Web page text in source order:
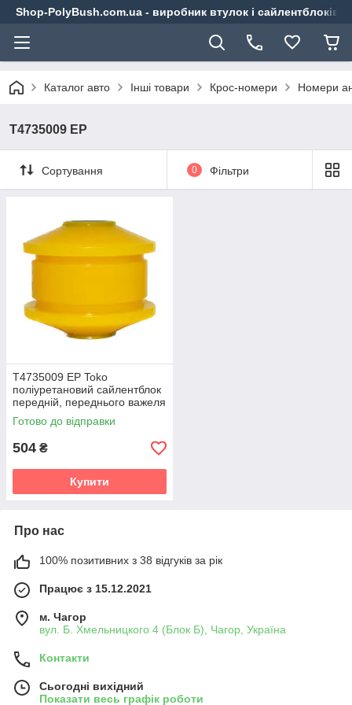
Shop-PolyBush.com.ua - виробник втулок і сайлентблоків
Каталог авто Інші товари Крос-номери Номери
T4735009 EP
Сортування 0 Фільтри
T4735009 EP Toko
поліуретановий сайлентблок
передній, переднього важеля
PolyBush (аналог) v19
Готово до відправки
504 ₴
Купити
Про нас
100% позитивних з 38 відгуків за рік
Працює з 15.12.2021
м. Чагор
вул. Б. Хмельницкого 4 (Блок Б), Чагор, Україна
Контакти
Сьогодні вихідний
Показати весь графік роботи